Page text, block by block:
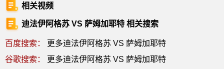
相关视频
迪法伊阿格苏 VS 萨姆加耶特 相关搜索
百度搜索：
更多迪法伊阿格苏 VS 萨姆加耶特
谷歌搜索：
更多迪法伊阿格苏 VS 萨姆加耶特